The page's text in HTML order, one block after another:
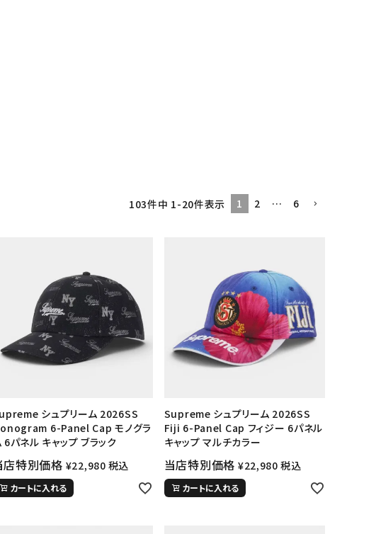
103件中 1-20件表示 1 2 … 6
シュプリーム 2026SS
6-Panel Cap モノグラ
6パネル キャップ ブラック
店特別価格 ¥22,980 税込
カートに入れる
Supreme シュプリーム 2026SS
Fiji 6-Panel Cap フィジー 6パネル
キャップ マルチカラー
当店特別価格 ¥22,980 税込
カートに入れる